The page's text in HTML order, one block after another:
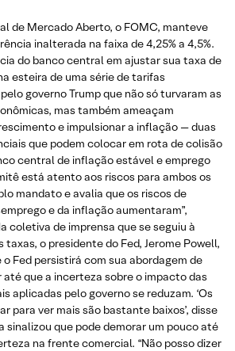
de Mercado Aberto, o FOMC, manteve
inalterada na faixa de 4,25% a 4,5%.
do banco central em ajustar sua taxa de
esteira de uma série de tarifas
governo Trump que não só turvaram as
mas também ameaçam
e impulsionar a inflação — duas
que podem colocar em rota de colisão
central de inflação estável e emprego
está atento aos riscos para ambos os
mandato e avalia que os riscos de
e da inflação aumentaram”,
coletiva de imprensa que se seguiu à
taxas, o presidente do Fed, Jerome Powell,
Fed persistirá com sua abordagem de
até que a incerteza sobre o impacto das
aplicadas pelo governo se reduzam. ‘Os
para ver mais são bastante baixos’, disse
sinalizou que pode demorar um pouco até
na frente comercial. “Não posso dizer